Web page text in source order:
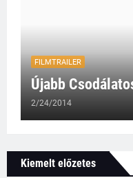
FILMTRAILER
Újabb
2/24/2014
Kiemelt előzetes